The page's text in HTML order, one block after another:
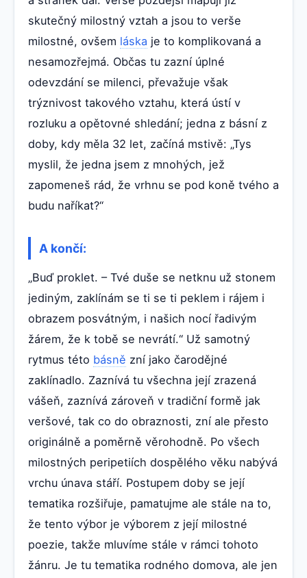
skutečný milostný vztah a jsou to verše
milostné, ovšem láska je to komplikovaná a
nesamozřejmá. Občas tu zazní úplné
odevzdání se milenci, převažuje však
trýznivost takového vztahu, která ústí v
rozluku a opětovné shledání; jedna z básní z
doby, kdy měla 32 let, začíná mstivě: „Tys
myslil, že jedna jsem z mnohých, jež
zapomeneš rád, že vrhnu se pod koně tvého a
budu naříkat?“
A končí:
„Buď proklet. – Tvé duše se netknu už stonem
jediným, zaklínám se ti se ti peklem i rájem i
obrazem posvátným, i našich nocí řadivým
žárem, že k tobě se nevrátí.“ Už samotný
rytmus této básně zní jako čarodějné
zaklínadlo. Zaznívá tu všechna její zrazená
vášeň, zaznívá zároveň v tradiční formě jak
veršové, tak co do obraznosti, zní ale přesto
originálně a poměrně věrohodně. Po všech
milostných peripetiích dospělého věku nabývá
vrchu únava stáří. Postupem doby se její
tematika rozšiřuje, pamatujme ale stále na to,
že tento výbor je výborem z její milostné
poezie, takže mluvíme stále v rámci tohoto
žánru. Je tu tematika rodného domova, ale jen